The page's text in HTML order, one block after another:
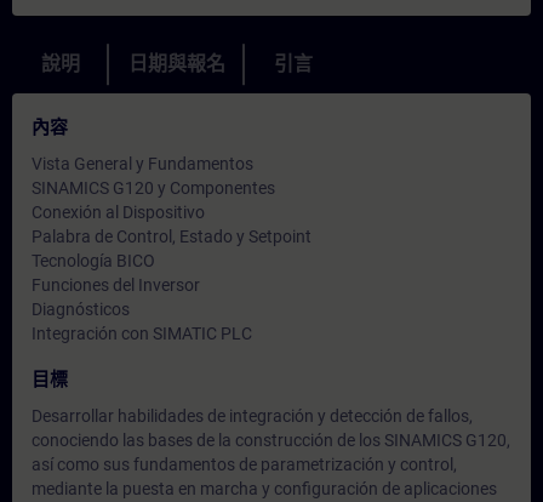
說明 日期與報名 引言
內容
Vista General y Fundamentos
SINAMICS G120 y Componentes
Conexión al Dispositivo
Palabra de Control, Estado y Setpoint
Tecnología BICO
Funciones del Inversor
Diagnósticos
Integración con SIMATIC PLC
目標
Desarrollar habilidades de integración y detección de fallos,
conociendo las bases de la construcción de los SINAMICS G120,
así como sus fundamentos de parametrización y control,
mediante la puesta en marcha y configuración de aplicaciones